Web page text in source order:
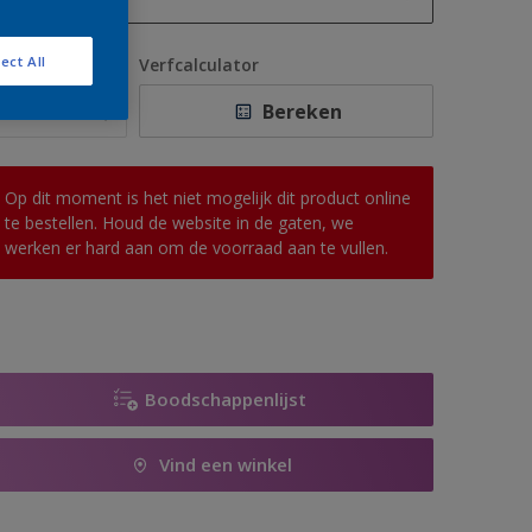
1 L
2,5 L
10 L
Verfcalculator
Bereken
Op dit moment is het niet mogelijk dit product online
te bestellen. Houd de website in de gaten, we
werken er hard aan om de voorraad aan te vullen.
Boodschappenlijst
Vind een winkel
All